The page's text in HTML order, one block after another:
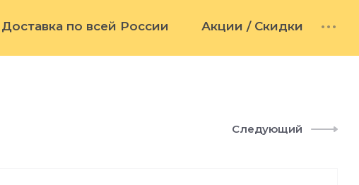
Доставка по всей России Акции / Скидки •••
Следующий